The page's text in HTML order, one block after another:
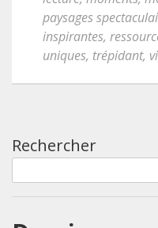
paysages
inspirantes,
uniques, trépidant,
Rechercher